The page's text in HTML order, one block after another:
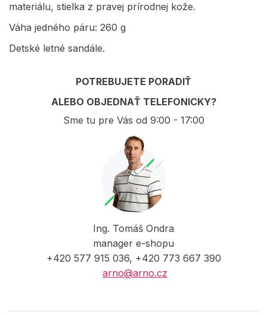
materiálu, stielka z pravej prírodnej kože.
Váha jedného páru: 260 g
Detské letné sandále.
POTREBUJETE PORADIŤ
ALEBO OBJEDNAŤ TELEFONICKY?
Sme tu pre Vás od 9:00 - 17:00
Ing. Tomáš Ondra
manager e-shopu
+420 577 915 036, +420 773 667 390
arno@arno.cz